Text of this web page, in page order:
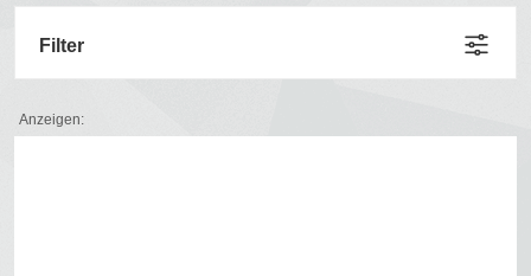
Filter
Anzeigen: